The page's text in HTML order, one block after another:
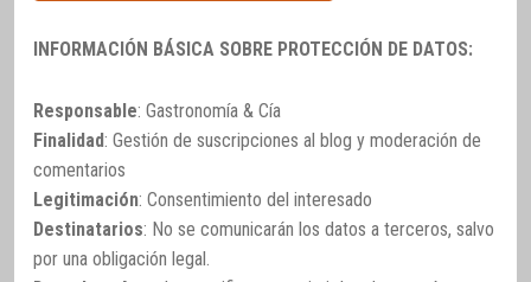
INFORMACIÓN BÁSICA SOBRE PROTECCIÓN DE DATOS:
Responsable: Gastronomía & Cía
Finalidad: Gestión de suscripciones al blog y moderación de
comentarios
Legitimación: Consentimiento del interesado
Destinatarios: No se comunicarán los datos a terceros, salvo
por una obligación legal.